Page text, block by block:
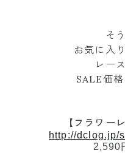
そ
お気に入
レー
SALE価
【フラワー
http://dclog.jp/
2,590